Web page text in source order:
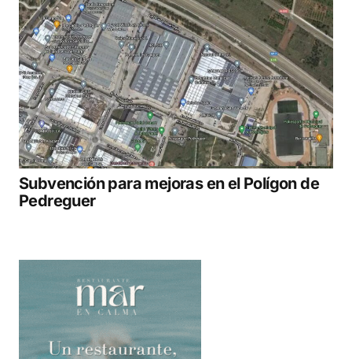
Subvención para mejoras en el Polígon de
Pedreguer